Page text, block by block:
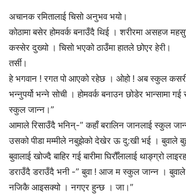
अचानक रमितालाई चिसो अनुभव भयो।
कोठामा बसेर होमवर्क बनाउँदै थिई । शरीरमा असहज
कस्सेर दुख्यो । चिसो भएको ठाउँमा हातले छोएर हेरी।
तर्सी।
हे भगवान ! रगत पो आएको रहेछ । ओहो ! अब स्कुल कसरी
भन्नुपर्यो भन्ने सोची । होमवर्क बनाउन छोडेर भान्सामा
स्कुल जान्न।”
आमाले रिसाउँदै भनिन्-” कहाँ बरालिन जानलाई स्कुल
उसको पीडा मम्मीले नबुझेको देखेर ऊ दु:खी भई । बुवाले
बुवालाई खोज्दै बाहिर गई बारीमा घिरौँलालाई थाङ्ग्रो
डराउँदै डराउँदै भनी -” बुवा ! आज म स्कुल जान्न । बुवाले
नजिकै आइसक्यो । नगएर हुन्छ । जा।”